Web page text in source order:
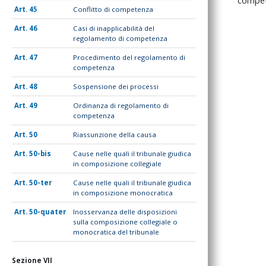
45 Conflitto di competenza
46
Casi di inapplicabilità del
regolamento di competenza
47
Procedimento del regolamento di
competenza
48 Sospensione dei processi
49
Ordinanza di regolamento di
competenza
50 Riassunzione della causa
50-bis
Cause nelle quali il tribunale giudica
in composizione collegiale
50-ter
Cause nelle quali il tribunale giudica
in composizione monocratica
50-quater
Inosservanza delle disposizioni
sulla composizione collegiale o
monocratica del tribunale
Sezione VII